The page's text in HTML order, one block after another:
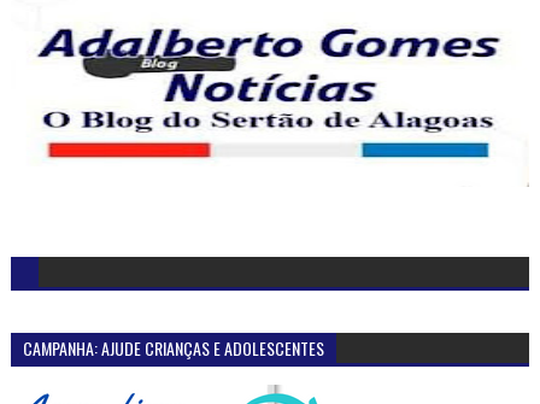
CAMPANHA: AJUDE CRIANÇAS E ADOLESCENTES